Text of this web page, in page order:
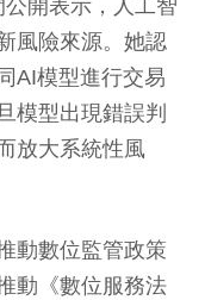
開表示，人工智
風險來源。她認
AI模型進行交易
模型出現錯誤判
放大系統性風
動數位監管政策
動《數位服務法